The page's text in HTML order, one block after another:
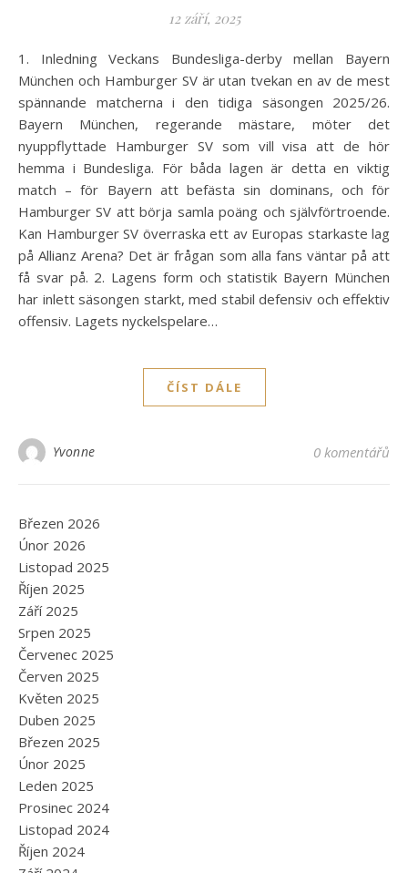
12 září, 2025
1. Inledning Veckans Bundesliga-derby mellan Bayern
München och Hamburger SV är utan tvekan en av de mest
spännande matcherna i den tidiga säsongen 2025/26.
Bayern München, regerande mästare, möter det
nyuppflyttade Hamburger SV som vill visa att de hör
hemma i Bundesliga. För båda lagen är detta en viktig
match – för Bayern att befästa sin dominans, och för
Hamburger SV att börja samla poäng och självförtroende.
Kan Hamburger SV överraska ett av Europas starkaste lag
på Allianz Arena? Det är frågan som alla fans väntar på att
få svar på. 2. Lagens form och statistik Bayern München
har inlett säsongen starkt, med stabil defensiv och effektiv
offensiv. Lagets nyckelspelare…
ČÍST DÁLE
Yvonne 0 komentářů
Březen 2026
Únor 2026
Listopad 2025
Říjen 2025
Září 2025
Srpen 2025
Červenec 2025
Červen 2025
Květen 2025
Duben 2025
Březen 2025
Únor 2025
Leden 2025
Prosinec 2024
Listopad 2024
Říjen 2024